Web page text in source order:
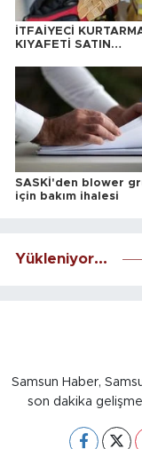
İTFAİYECİ
KIYAFETİ SATIN
SASKİ'den blower
için bakım ihalesi
Yükleniyor...
Samsun Haber,
son dakika